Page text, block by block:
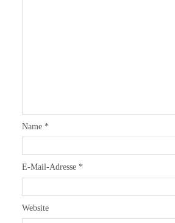
Name *
E-Mail-Adresse *
Website